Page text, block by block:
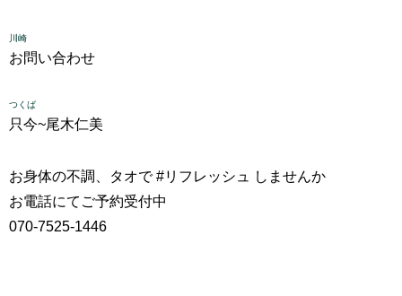
川崎
お問い合わせ
つくば
只今~尾木仁美
お身体の不調、タオで #リフレッシュ しませんか
お電話にてご予約受付中
070-7525-1446